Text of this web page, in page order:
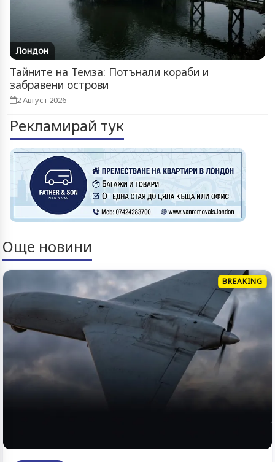
Лондон
Тайните на Темза: Потънали кораби и
забравени острови
2 Август 2026
Рекламирай тук
Още новини
BREAKING